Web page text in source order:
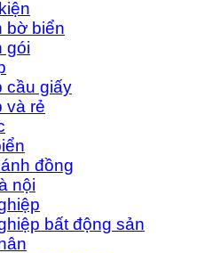
bờ biển
gói
cầu giấy
và rẻ
đồng
nội
bất động sản